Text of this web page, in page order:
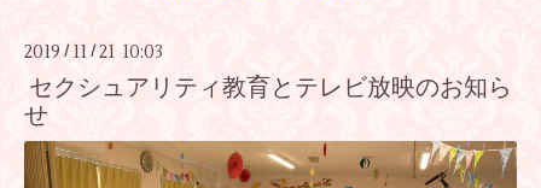
2019 / 11 /21 10:03
セクシュアリティ教育とテレビ放映のお知ら
せ